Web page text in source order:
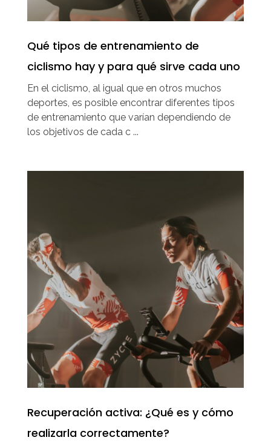
Qué tipos de entrenamiento de
ciclismo hay y para qué sirve cada uno
En el ciclismo, al igual que en otros muchos
deportes, es posible encontrar diferentes tipos
de entrenamiento que varían dependiendo de
los objetivos de cada c ...
Recuperación activa: ¿Qué es y cómo
realizarla correctamente?